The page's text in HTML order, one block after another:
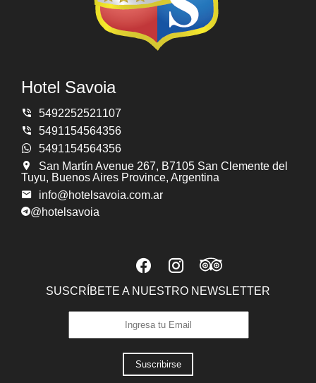
Hotel Savoia
5492252521107
5491154564356
5491154564356
San Martín Avenue 267, B7105 San Clemente del
Tuyu, Buenos Aires Province, Argentina
info@hotelsavoia.com.ar
@hotelsavoia
SUSCRÍBETE A NUESTRO NEWSLETTER
Suscribirse